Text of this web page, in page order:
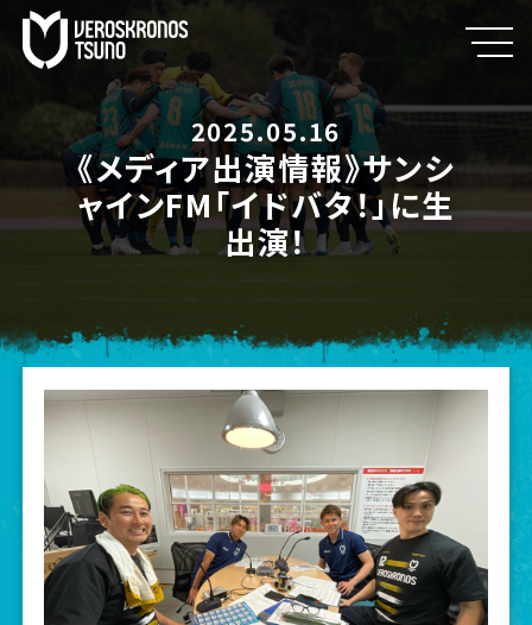
2025.05.16
《メディア出演情報》サンシ
ャインFM「イドバタ！」に生
出演！